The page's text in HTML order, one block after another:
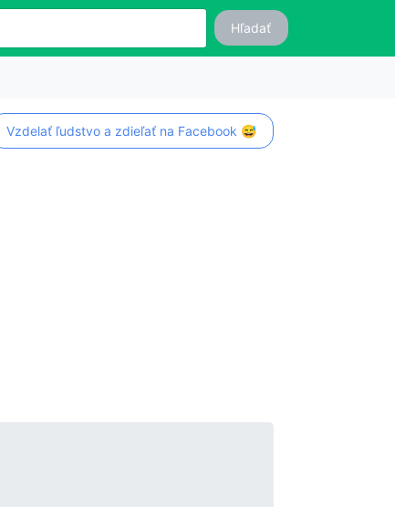
Hľadať
Vzdelať ľudstvo a zdieľať na Facebook 😅